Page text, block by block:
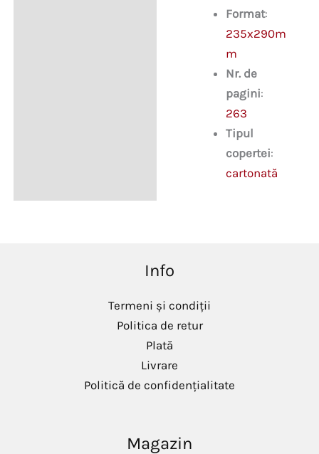
Format:
235x290m
m
Nr. de
pagini:
263
Tipul
copertei:
cartonată
Info
Termeni și condiții
Politica de retur
Plată
Livrare
Politică de confidențialitate
Magazin